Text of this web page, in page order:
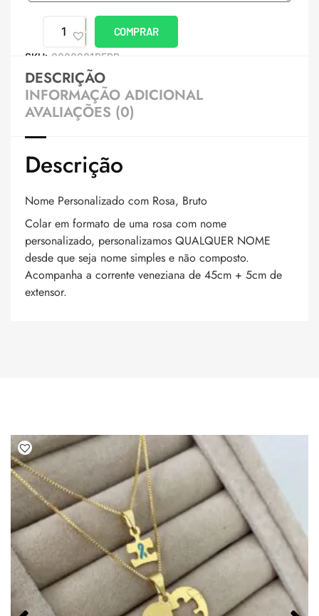
COMPRAR
SKU: 8000901PERB
DESCRIÇÃO
INFORMAÇÃO ADICIONAL
AVALIAÇÕES (0)
Descrição
Nome Personalizado com Rosa, Bruto
Colar em formato de uma rosa com nome
personalizado, personalizamos QUALQUER NOME
desde que seja nome simples e não composto.
Acompanha a corrente veneziana de 45cm + 5cm de
extensor.